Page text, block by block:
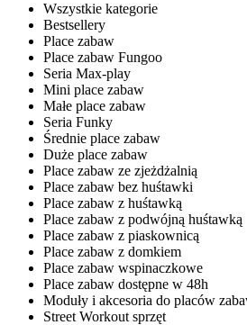
Wszystkie kategorie
Bestsellery
Place zabaw
Place zabaw Fungoo
Seria Max-play
Mini place zabaw
Małe place zabaw
Seria Funky
Średnie place zabaw
Duże place zabaw
Place zabaw ze zjeżdżalnią
Place zabaw bez huśtawki
Place zabaw z huśtawką
Place zabaw z podwójną huśtawką
Place zabaw z piaskownicą
Place zabaw z domkiem
Place zabaw wspinaczkowe
Place zabaw dostępne w 48h
Moduły i akcesoria do placów
Street Workout sprzęt